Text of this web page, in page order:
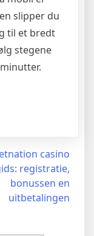
slipper du
til et bredt
stegene
casino
registratie,
bonussen en
uitbetalingen